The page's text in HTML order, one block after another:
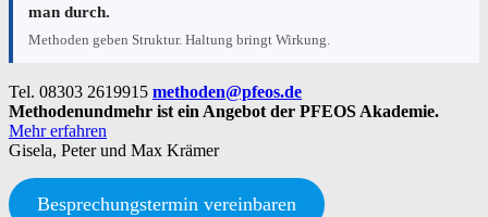
man durch.
Methoden geben Struktur. Haltung bringt Wirkung.
Tel. 08303 2619915 methoden@pfeos.de
Methodenundmehr ist ein Angebot der PFEOS Akademie.
Mehr erfahren
Gisela, Peter und Max Krämer
Besprechungstermin vereinbaren